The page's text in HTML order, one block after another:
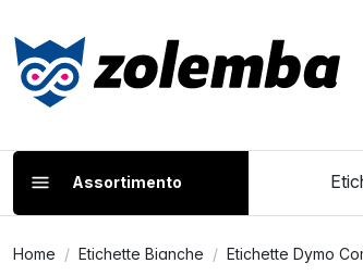
Assortimento
Home Etichette Bianche Etichette Dymo